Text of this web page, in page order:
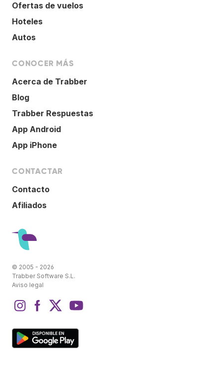
Ofertas de vuelos
Hoteles
Autos
CONOCER MÁS
Acerca de Trabber
Blog
Trabber Respuestas
App Android
App iPhone
CONTACTAR
Contacto
Afiliados
© 2005 - 2026
Trabber Software S.L.
Aviso legal